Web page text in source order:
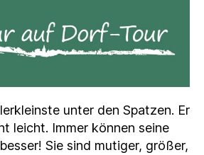
unter den Spatzen. Er
leicht. Immer können seine
Sie sind mutiger, größer,